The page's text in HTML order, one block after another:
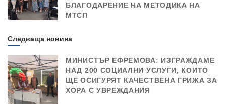
БЛАГОДАРЕНИЕ НА МЕТОДИКА НА
МТСП
Следваща новина
МИНИСТЪР ЕФРЕМОВА: ИЗГРАЖДАМЕ
НАД 200 СОЦИАЛНИ УСЛУГИ, КОИТО
ЩЕ ОСИГУРЯТ КАЧЕСТВЕНА ГРИЖА ЗА
ХОРА С УВРЕЖДАНИЯ